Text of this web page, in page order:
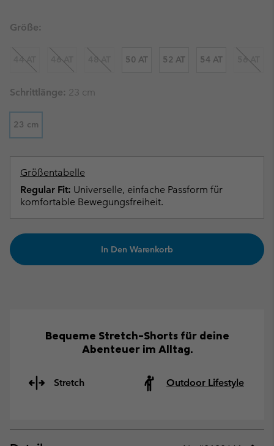
Größe:
44 AT 46 AT 48 AT 50 AT 52 AT 54 AT 56 AT
Schrittlänge: 23 cm
23 cm
Größentabelle
Regular Fit: Universelle, einfache Passform für
komfortable Bewegungsfreiheit.
In Den Warenkorb
Bequeme Stretch-Shorts für deine
Abenteuer im Alltag.
Stretch Outdoor Lifestyle